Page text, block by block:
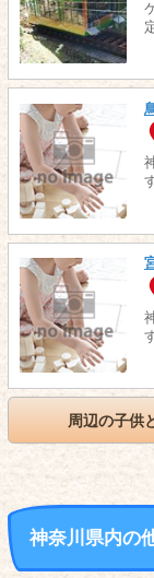
周辺の子供
神奈川県内の